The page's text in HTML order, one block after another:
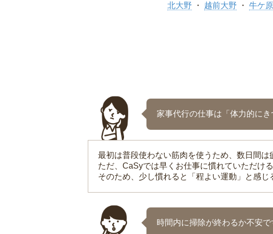
北大野 越前大野 牛ケ原
家事代行の仕事は「体力的に
最初は普段使わない筋肉を使うため、数日間は
ただ、CaSyでは早くお仕事に慣れていただけ
そのため、少し慣れると「程よい運動」と感
時間内に掃除が終わるか不安